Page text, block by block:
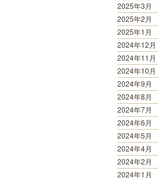
2025年3月
2025年2月
2025年1月
2024年12月
2024年11月
2024年10月
2024年9月
2024年8月
2024年7月
2024年6月
2024年5月
2024年4月
2024年2月
2024年1月